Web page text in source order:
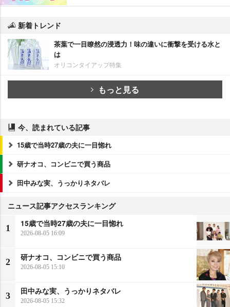
新着トレンド
茶葉で一目瞭然の浸透力！味の違いに衝撃を受ける水と
は
オリコンタイアップ特集
もっと見る
今、読まれている記事
15歳で当時27歳の夫に一目惚れ
研ナオコ、コンビニで買う商品
田中みな実、うっかりネタバレ
ニュース記事アクセスランキング
1
15歳で当時27歳の夫に一目惚れ
2026-08-05 16:09
2
研ナオコ、コンビニで買う商品
2026-08-05 15:10
3
田中みな実、うっかりネタバレ
2026-08-05 15:32